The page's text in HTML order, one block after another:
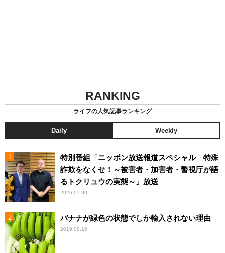
RANKING
ライフの人気記事ランキング
Daily Weekly
特別番組「ニッポン放送報道スペシャル 特殊
詐欺をなくせ！～被害者・加害者・警視庁が語
るトクリュウの実態～」放送
2026.07.30
バナナが緑色の状態でしか輸入されない理由
2019.08.16